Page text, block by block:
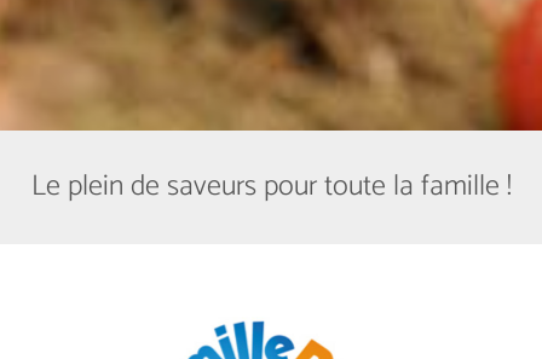
Le plein de saveurs pour toute la famille !